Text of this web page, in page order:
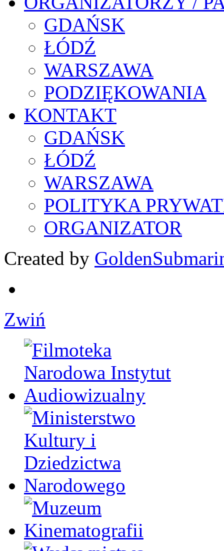
GDAŃSK
ŁÓDŹ
WARSZAWA
PODZIĘKOWANIA
KONTAKT
GDAŃSK
ŁÓDŹ
WARSZAWA
POLITYKA
ORGANIZATOR
Created by
Zwiń